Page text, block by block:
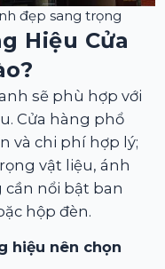
đẹp sang trọng
Hiệu Cửa
sẽ phù hợp với
Cửa hàng phổ
và chi phí hợp lý;
vật liệu, ánh
cần nổi bật ban
hộp đèn.
hiệu nên chọn